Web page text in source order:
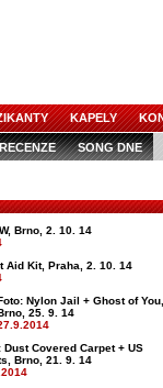
KAPELY
RECENZE SONG DNE
Brno, 2. 10. 14
Aid Kit, Praha, 2. 10. 14
Nylon Jail + Ghost of You,
25. 9. 14
Dust Covered Carpet + US
Brno, 21. 9. 14